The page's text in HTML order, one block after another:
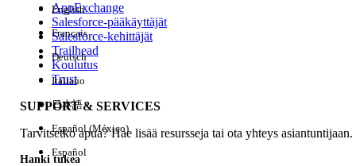
Kokemus
Tyhjennä kaikki Valmis
AppExchange
Salesforce-pääkäyttäjät
Salesforce-kehittäjät
Trailhead
Koulutus
Trust
SUPPORT & SERVICES
Tarvitsetko apua? Hae lisää resursseja tai ota yhteys asiantuntijaan.
Hanki tukea
English
Français
Deutsch
Italiano
日本語
Español (México)
Español